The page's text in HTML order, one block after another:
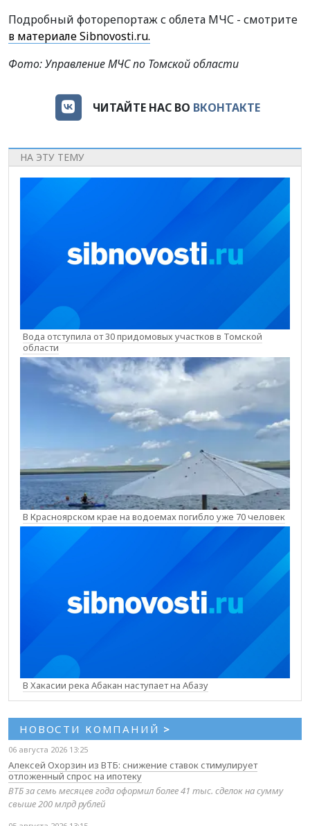
Подробный фоторепортаж с облета МЧС - смотрите
в материале Sibnovosti.ru.
Фото: Управление МЧС по Томской области
ЧИТАЙТЕ НАС ВО ВКОНТАКТЕ
НА ЭТУ ТЕМУ
Вода отступила от 30 придомовых участков в Томской
области
В Красноярском крае на водоемах погибло уже 70 человек
В Хакасии река Абакан наступает на Абазу
НОВОСТИ КОМПАНИЙ >
06 августа 2026 13:25
Алексей Охорзин из ВТБ: снижение ставок стимулирует
отложенный спрос на ипотеку
ВТБ за семь месяцев года оформил более 41 тыс. сделок на сумму
свыше 200 млрд рублей